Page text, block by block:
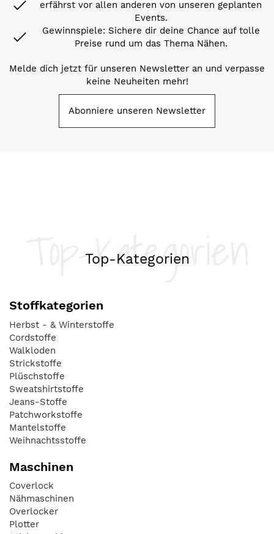
erfährst vor allen anderen von unseren geplanten
Events.
Gewinnspiele: Sichere dir deine Chance auf tolle
Preise rund um das Thema Nähen.
Melde dich jetzt für unseren Newsletter an und verpasse
keine Neuheiten mehr!
Abonniere unseren Newsletter
Top-Kategorien
Top-Kategorien
Stoffkategorien
Herbst - & Winterstoffe
Cordstoffe
Walkloden
Strickstoffe
Plüschstoffe
Sweatshirtstoffe
Jeans-Stoffe
Patchworkstoffe
Mantelstoffe
Weihnachtsstoffe
Maschinen
Coverlock
Nähmaschinen
Overlocker
Plotter